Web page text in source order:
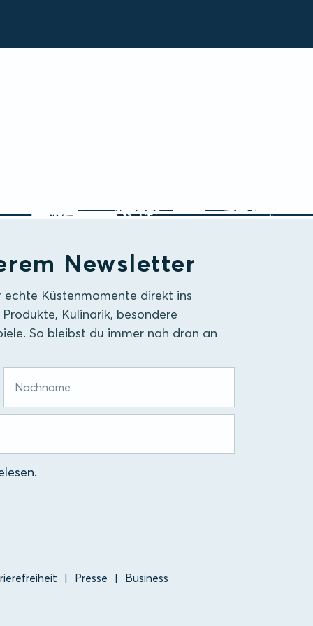
Newsletter
Küstenmomente direkt ins
Kulinarik, besondere
So bleibst du immer nah dran an
Presse Business